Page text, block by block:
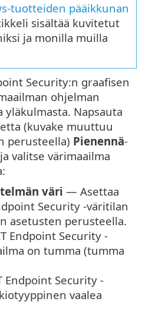
tuotteiden pääikkunan
sisältää kuvitetut
ja monilla muilla
Security:n graafisen
ohjelman
yläkulmasta. Napsauta
(kuvake muuttuu
perusteella) Pienennä-
valitse värimaailma
väri — Asettaa
Security -väritilan
asetusten perusteella.
Endpoint Security -
on tumma (tumma
Endpoint Security -
vaalea